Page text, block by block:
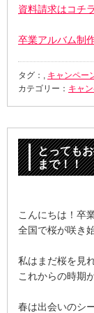
資料請求はコチラ
卒業アルバム制
タグ：, キャンペー
カテゴリー： キャ
とっても
まで！！
こんにちは！卒
全国で桜が咲き
私はまだ桜を見
これからの時
春は出会いのシ